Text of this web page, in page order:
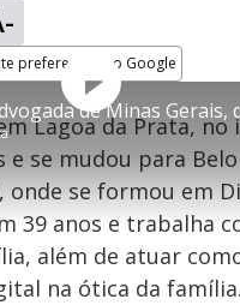
preferencial no Google
Play
Rever
Lagoa da Prata,
e se mudou para Belo
onde se formou em
39 anos e trabalha
além de atuar
na ótica da